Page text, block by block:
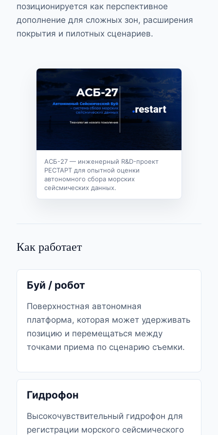
позиционируется как перспективное
дополнение для сложных зон, расширения
покрытия и пилотных сценариев.
АСБ-27 — инженерный R&D-проект
РЕСТАРТ для опытной оценки
автономного сбора морских
сейсмических данных.
Как работает
Буй / робот
Поверхностная автономная
платформа, которая может удерживать
позицию и перемещаться между
точками приема по сценарию съемки.
Гидрофон
Высокочувствительный гидрофон для
регистрации морского сейсмического